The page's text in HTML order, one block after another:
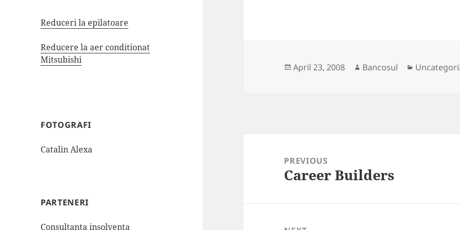
Reduceri la epilatoare
Reducere la aer conditionat
Mitsubishi
FOTOGRAFI
Catalin Alexa
PARTENERI
Consultanta insolventa
Posted
April 23, 2008 Author
Bancosul Categories
navigationPREVIOUS
Previous
Career Builders